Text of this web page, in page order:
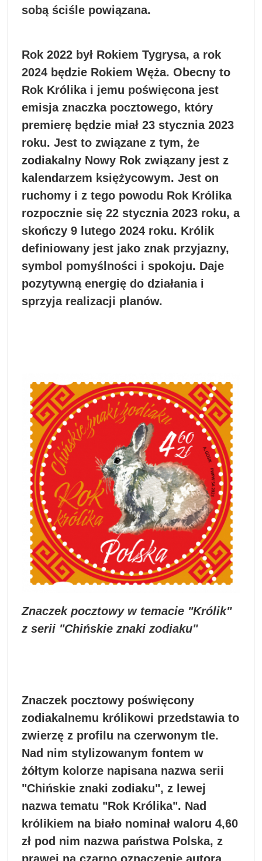
sobą ściśle powiązana.
Rok 2022 był Rokiem Tygrysa, a rok
2024 będzie Rokiem Węża. Obecny to
Rok Królika i jemu poświęcona jest
emisja znaczka pocztowego, który
premierę będzie miał 23 stycznia 2023
roku. Jest to związane z tym, że
zodiakalny Nowy Rok związany jest z
kalendarzem księżycowym. Jest on
ruchomy i z tego powodu Rok Królika
rozpocznie się 22 stycznia 2023 roku, a
skończy 9 lutego 2024 roku. Królik
definiowany jest jako znak przyjazny,
symbol pomyślności i spokoju. Daje
pozytywną energię do działania i
sprzyja realizacji planów.
Znaczek pocztowy w temacie "Królik"
z serii "Chińskie znaki zodiaku"
Znaczek pocztowy poświęcony
zodiakalnemu królikowi przedstawia to
zwierzę z profilu na czerwonym tle.
Nad nim stylizowanym fontem w
żółtym kolorze napisana nazwa serii
"Chińskie znaki zodiaku", z lewej
nazwa tematu "Rok Królika". Nad
królikiem na biało nominał waloru 4,60
zł pod nim nazwa państwa Polska, z